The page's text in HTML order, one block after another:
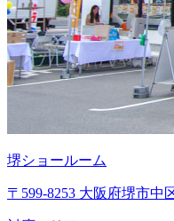
堺ショールーム
〒599-8253 大阪府堺市中